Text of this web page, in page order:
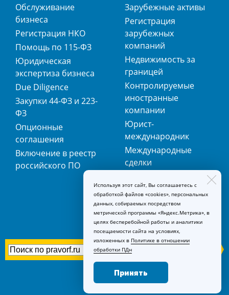
Обслуживание
бизнеса
Регистрация НКО
Помощь по 115-ФЗ
Юридическая
экспертиза бизнеса
Due Diligence
Закупки 44-ФЗ и 223-
ФЗ
Опционные
соглашения
Включение в реестр
российского ПО
Зарубежные активы
Регистрация
зарубежных
компаний
Недвижимость за
границей
Контролируемые
иностранные
компании
Юрист-
международник
Международные
сделки
регистрация
товарных знаков
Используя этот сайт, Вы соглашаетесь с
обработкой файлов «cookies», персональных
данных, собираемых посредством
метрической программы «Яндекс.Метрика», в
целях бесперебойной работы и аналитики
посещаемости сайта на условиях,
изложенных в Политике в отношении
обработки ПДн
Принять